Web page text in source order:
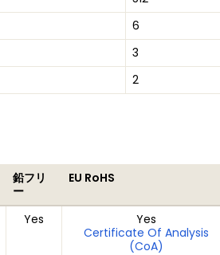
6
3
2
鉛フリ
ー
EU RoHS
Yes
Yes
Certificate Of Analysis
(CoA)